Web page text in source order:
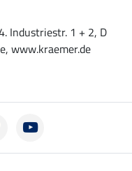
Industriestr. 1 + 2, D
www.kraemer.de